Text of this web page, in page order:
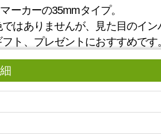
ーカーの35mmタイプ。
はありませんが、見た目のイン
ト、プレゼントにおすすめです